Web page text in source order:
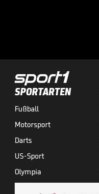
SPORTARTEN
Fußball
Motorsport
Darts
US-Sport
Olympia